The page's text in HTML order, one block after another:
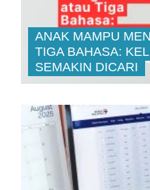
ANAK MAMPU
TIGA BAHASA:
SEMAKIN DICARI